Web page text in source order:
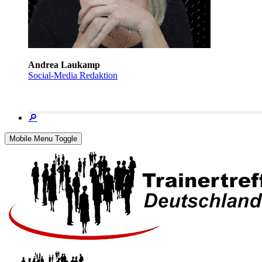
Andrea Laukamp
Social-Media Redaktion
🔎
Mobile Menu Toggle